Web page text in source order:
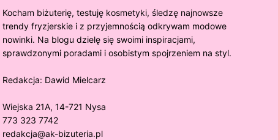
Kocham biżuterię, testuję kosmetyki, śledzę najnowsze
trendy fryzjerskie i z przyjemnością odkrywam modowe
nowinki. Na blogu dzielę się swoimi inspiracjami,
sprawdzonymi poradami i osobistym spojrzeniem na styl.
Redakcja: Dawid Mielcarz
Wiejska 21A, 14-721 Nysa
773 323 7742
redakcja@ak-bizuteria.pl